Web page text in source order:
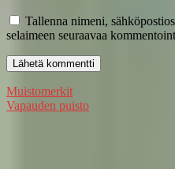
Tallenna nimeni,
selaimeen seuraavaa
Artikkelien
selaus
Muistomerkit
Vapauden puisto